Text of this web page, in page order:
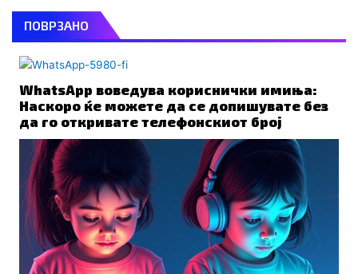
ПОВРЗАНО
WhatsApp воведува кориснички имиња:
Наскоро ќе можете да се допишувате без
да го откривате телефонскиот број